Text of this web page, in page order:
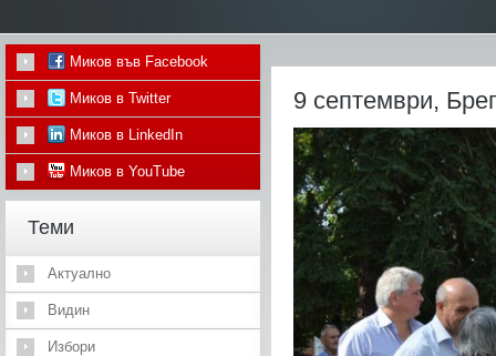
9 септември,
Миков във Facebook
Миков в Twitter
Миков в LinkedIn
Миков в YouTube
Теми
Актуално
Видин
Избори